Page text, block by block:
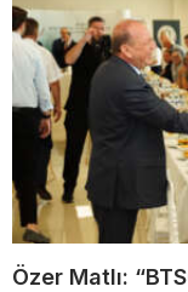
Özer Matlı: